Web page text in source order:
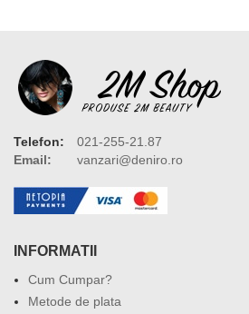
Telefon:
021-255-21.87
Email:
vanzari@deniro.ro
INFORMATII
Cum Cumpar?
Metode de plata